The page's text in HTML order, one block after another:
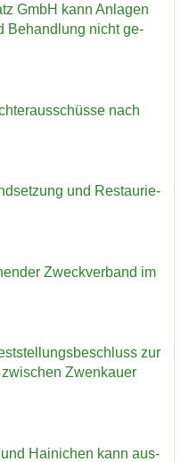
GmbH kann An­la­gen
Be­hand­lung nicht ge­
nach
und Re­stau­rie­
Zweck­ver­band im
zur
Zwenkau­er
Hai­ni­chen kann aus­